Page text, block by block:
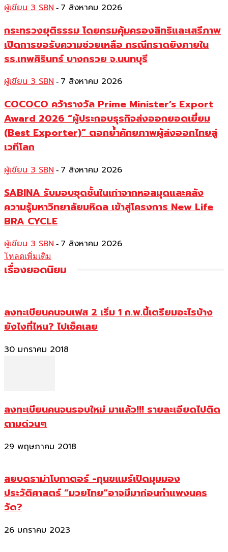
ผู้เขียน 3 SBN - 7 สิงหาคม 2026
กระทรวงยุติธรรม โดยกรมคุ้มครองสิทธิและเสรีภาพ
เปิดการขอรับความช่วยเหลือ กรณีกราดยิงภายใน
รร.เทพศิรินทร์ บางกรวย จ.นนทบุรี
ผู้เขียน 3 SBN - 7 สิงหาคม 2026
COCOCO คว้ารางวัล Prime Minister’s Export
Award 2026 “ผู้ประกอบธุรกิจส่งออกยอดเยี่ยม
(Best Exporter)” ตอกย้ำศักยภาพผู้ส่งออกไทยสู่
เวทีโลก
ผู้เขียน 3 SBN - 7 สิงหาคม 2026
SABINA รับมอบชุดชั้นในเก่าจากหอสมุดและคลัง
ความรู้มหาวิทยาลัยมหิดล เข้าสู่โครงการ New Life
BRA CYCLE
ผู้เขียน 3 SBN - 7 สิงหาคม 2026
โหลดเพิ่มเติม
เรื่องยอดนิยม
ลงทะเบียนคนจนเฟส 2 เริ่ม 1 ก.พ.นี้เตรียมอะไรบ้าง
ยังไงที่ไหน? ไปเช็คเลย
30 มกราคม 2018
ลงทะเบียนคนจนรอบใหม่ มาแล้ว!!! รายละเอียดไปติด
ตามด่วนๆ
29 พฤษภาคม 2018
สยบดราม่าโบกาตอร์ -กุนขแมร์เปิดมุมมอง
ประวัติศาสตร์ “มวยไทย”อาจมีมาก่อนกำแพงนคร
วัด?
26 มกราคม 2023